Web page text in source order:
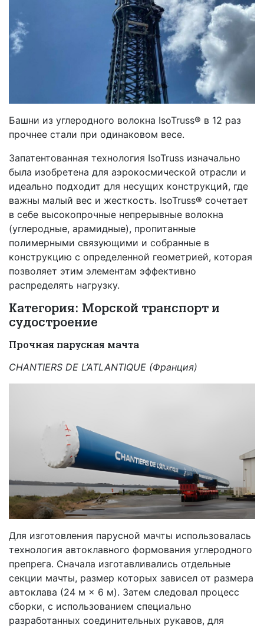
Башни из углеродного волокна IsoTruss® в 12 раз
прочнее стали при одинаковом весе.
Запатентованная технология IsoTruss изначально
была изобретена для аэрокосмической отрасли и
идеально подходит для несущих конструкций, где
важны малый вес и жесткость. IsoTruss® сочетает
в себе высокопрочные непрерывные волокна
(углеродные, арамидные), пропитанные
полимерными связующими и собранные в
конструкцию с определенной геометрией, которая
позволяет этим элементам эффективно
распределять нагрузку.
Категория: Морской транспорт и
судостроение
Прочная парусная мачта
CHANTIERS DE L’ATLANTIQUE (Франция)
Для изготовления парусной мачты использовалась
технология автоклавного формования углеродного
препрега. Сначала изготавливались отдельные
секции мачты, размер которых зависел от размера
автоклава (24 м × 6 м). Затем следовал процесс
сборки, с использованием специально
разработанных соединительных рукавов, для